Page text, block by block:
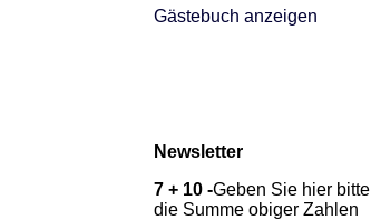
Gästebuch anzeigen
Newsletter
7 + 10 -Geben Sie hier bitte
die Summe obiger Zahlen